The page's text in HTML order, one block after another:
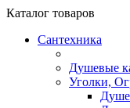
Каталог товаров
Сантехника
Душевые
Уголки,